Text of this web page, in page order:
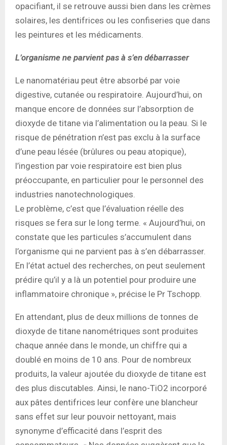
opacifiant, il se retrouve aussi bien dans les crèmes
solaires, les dentifrices ou les confiseries que dans
les peintures et les médicaments.
L’organisme ne parvient pas à s’en débarrasser
Le nanomatériau peut être absorbé par voie
digestive, cutanée ou respiratoire. Aujourd’hui, on
manque encore de données sur l’absorption de
dioxyde de titane via l’alimentation ou la peau. Si le
risque de pénétration n’est pas exclu à la surface
d’une peau lésée (brûlures ou peau atopique),
l’ingestion par voie respiratoire est bien plus
préoccupante, en particulier pour le personnel des
industries nanotechnologiques.
Le problème, c’est que l’évaluation réelle des
risques se fera sur le long terme. « Aujourd’hui, on
constate que les particules s’accumulent dans
l’organisme qui ne parvient pas à s’en débarrasser.
En l’état actuel des recherches, on peut seulement
prédire qu’il y a là un potentiel pour produire une
inflammatoire chronique », précise le Pr Tschopp.
En attendant, plus de deux millions de tonnes de
dioxyde de titane nanométriques sont produites
chaque année dans le monde, un chiffre qui a
doublé en moins de 10 ans. Pour de nombreux
produits, la valeur ajoutée du dioxyde de titane est
des plus discutables. Ainsi, le nano-TiO2 incorporé
aux pâtes dentifrices leur confère une blancheur
sans effet sur leur pouvoir nettoyant, mais
synonyme d’efficacité dans l’esprit des